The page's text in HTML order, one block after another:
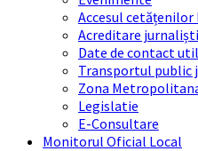
Accesul
Acreditare jurnaliști
Date de contact
Transportul public
Zona
Legislatie
E-Consultare
Monitorul Oficial Local